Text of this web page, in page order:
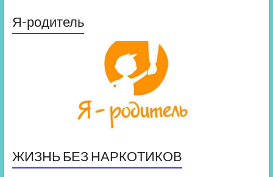
Я-родитель
ЖИЗНЬ БЕЗ НАРКОТИКОВ